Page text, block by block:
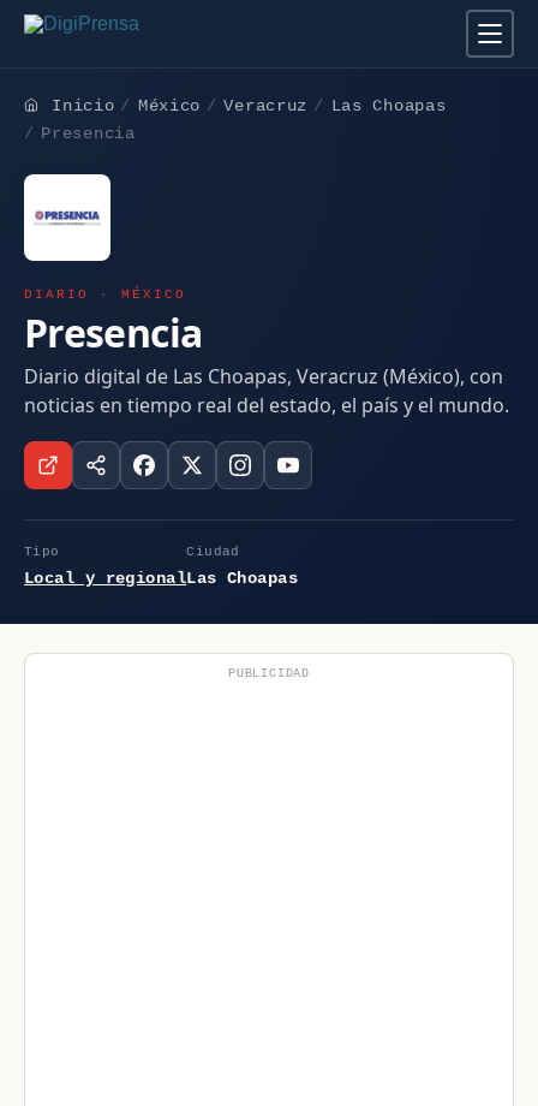
Inicio México Veracruz
Las Choapas
Presencia
DIARIO · MÉXICO
Presencia
Diario digital de Las Choapas, Veracruz (México), con
noticias en tiempo real del estado, el país y el mundo.
Tipo
Local y regional
Ciudad
Las Choapas
PUBLICIDAD